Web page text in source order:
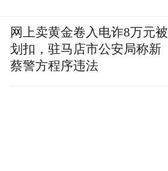
网上卖黄金卷入电诈8万元被
划扣，驻马店市公安局称新
蔡警方程序违法